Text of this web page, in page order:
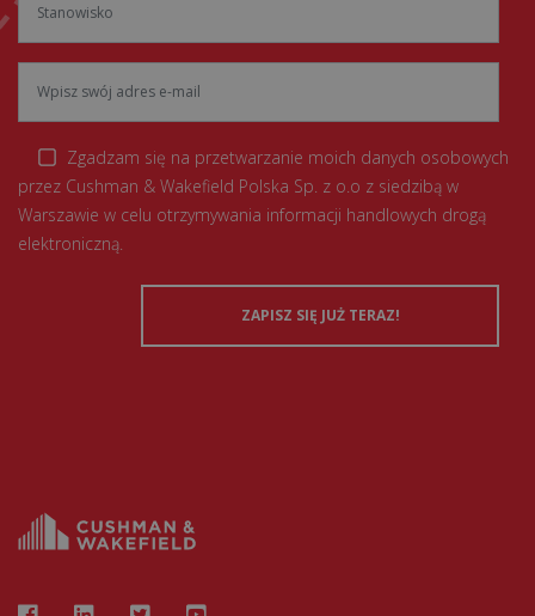
Zgadzam się na przetwarzanie moich danych osobowych
przez Cushman & Wakefield Polska Sp. z o.o z siedzibą w
Warszawie w celu otrzymywania informacji handlowych drogą
elektroniczną.